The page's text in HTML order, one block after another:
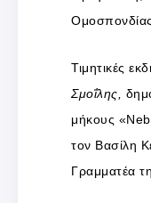
Τιμητικές
Σμοΐλης,
μήκους
τον Βασίλη
Γραμματέα